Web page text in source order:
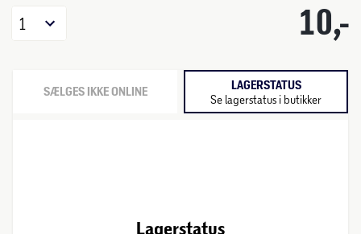
10,-
1
SÆLGES IKKE ONLINE LAGERSTATUS
Se lagerstatus i butikker
Lagerstatus